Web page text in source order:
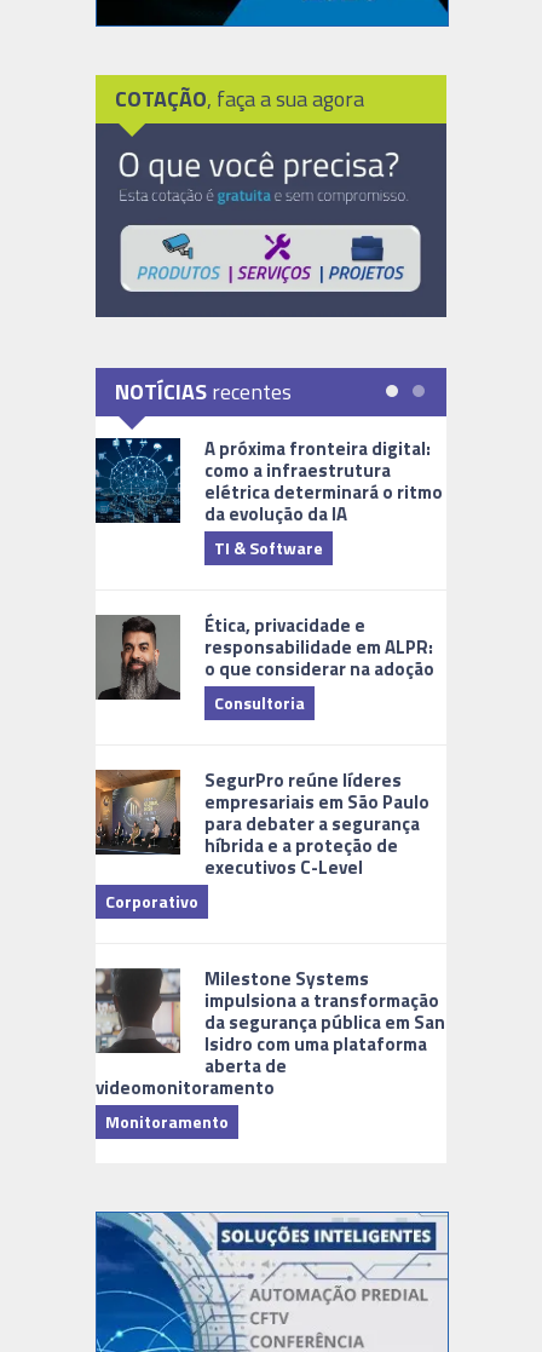
COTAÇÃO, faça a sua agora
NOTÍCIASrecentes
A próxima fronteira digital:
como a infraestrutura
elétrica determinará o ritmo
da evolução da IA
TI & Software
Ética, privacidade e
responsabilidade em ALPR:
o que considerar na adoção
Consultoria
SegurPro reúne líderes
empresariais em São Paulo
para debater a segurança
híbrida e a proteção de
executivos C-Level
Corporativo
Milestone Systems
impulsiona a transformação
da segurança pública em San
Isidro com uma plataforma
aberta de
videomonitoramento
Monitoramento